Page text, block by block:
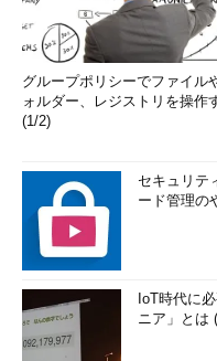
グループポリシーでファイル
ォルダー、レジストリを操作
(1/2)
セキュリテ
ード管理の
IoT時代に
ニア」とは